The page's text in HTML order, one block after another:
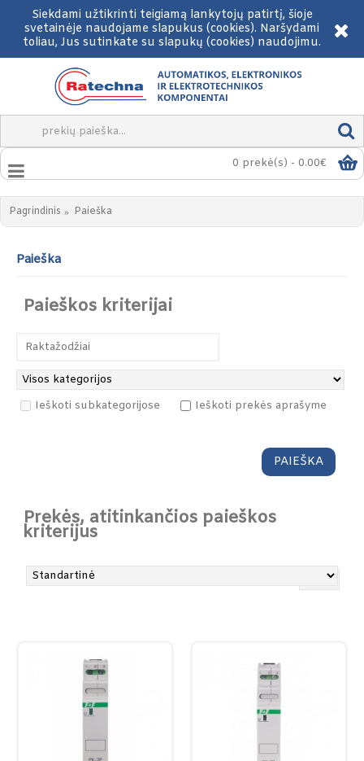
Siekdami užtikrinti teigiamą lankytojų patirtį, šioje
svetainėje naudojame slapukus (cookies). Naršydami
toliau, Jus sutinkate su slapukų (cookies) naudojimu.
0 prekė(s) - 0.00€
Pagrindinis Paieška
Paieška
Paieškos kriterijai
Ieškoti subkategorijose Ieškoti prekės aprašyme
Prekės, atitinkančios paieškos
kriterijus